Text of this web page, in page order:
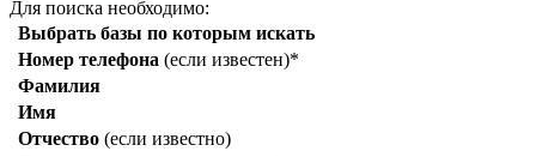
Для поиска необходимо:
Выбрать базы по которым искать
Номер телефона (если известен)*
Фамилия
Имя
Отчество (если известно)